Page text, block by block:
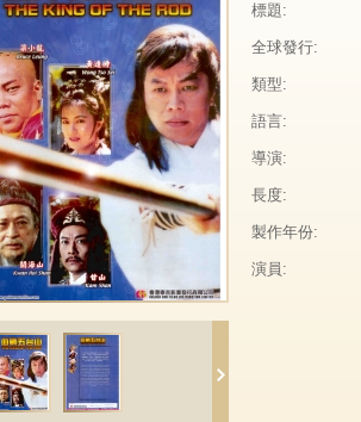
標題:
全球發行:
類型:
語言:
導演:
長度:
製作年份:
演員: